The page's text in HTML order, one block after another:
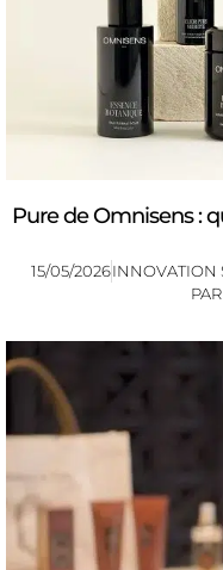
Pure de Omnisens :
15/05/2026INNOVATION
PAR